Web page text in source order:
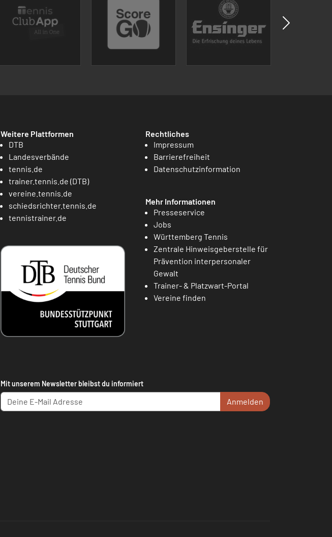
Weitere Plattformen
DTB
Landesverbände
tennis.de
trainer.tennis.de (DTB)
vereine.tennis.de
schiedsrichter.tennis.de
tennistrainer.de
Rechtliches
Impressum
Barrierefreiheit
Datenschutzinformation
Mehr Informationen
Presseservice
Jobs
Württemberg Tennis
Zentrale Hinweisgeberstelle für
Prävention interpersonaler
Gewalt
Trainer- & Platzwart-Portal
Vereine finden
Mit unserem Newsletter bleibst du informiert
Anmelden